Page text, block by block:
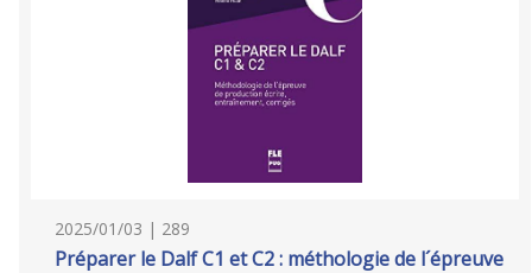
2025/01/03 | 289
Préparer le Dalf C1 et C2 : méthologie de l´épreuve